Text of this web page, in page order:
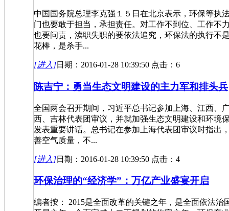
中国国务院总理李克强１５日在北京表示，环保等执
门也要敢于担当，承担责任。对工作不到位、工作不
也要问责，渎职失职的要依法追究，环保法的执行不
花棒，是杀手...
[进入]日期：2016-01-28 10:39:50 点击：6
陈吉宁：勇当生态文明建设的主力军和排头兵
全国两会召开期间，习近平总书记参加上海、江西、
西、吉林代表团审议，并就加强生态文明建设和环境
发表重要讲话。总书记在参加上海代表团审议时指出
善空气质量，不...
[进入]日期：2016-01-28 10:39:50 点击：4
环保治理的“经济学”：万亿产业盛宴开启
编者按： 2015是全面改革的关键之年，是全面依法治